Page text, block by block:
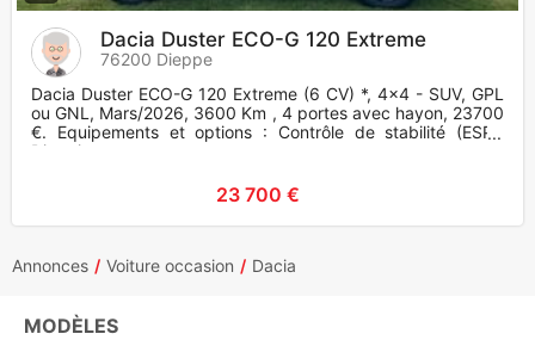
Dacia Duster ECO-G 120 Extreme
76200 Dieppe
Dacia Duster ECO-G 120 Extreme (6 CV) *, 4x4 - SUV, GPL
ou GNL, Mars/2026, 3600 Km , 4 portes avec hayon, 23700
€. Equipements et options : Contrôle de stabilité (ESP),
Direction
23 700 €
Annonces Voiture occasion Dacia
MODÈLES